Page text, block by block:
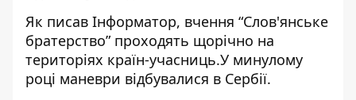
Як писав Інформатор, вчення “Слов'янське
братерство”проходять щорічно на
територіях країн-учасниць.У минулому
році маневри відбувалися в Сербії.